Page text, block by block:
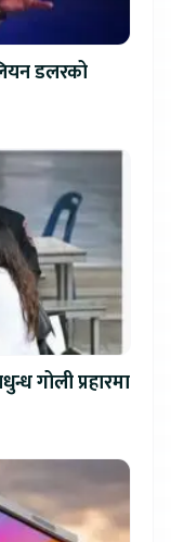
डलरको
गोली प्रहारमा